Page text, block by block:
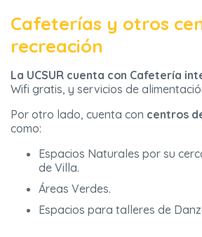
Cafeterías y otros
recreación
La UCSUR cuenta con Cafetería
Wifi gratis, y servicios de
Por otro lado, cuenta con centros
como:
Espacios Naturales por su
de Villa.
Áreas Verdes.
Espacios para talleres de